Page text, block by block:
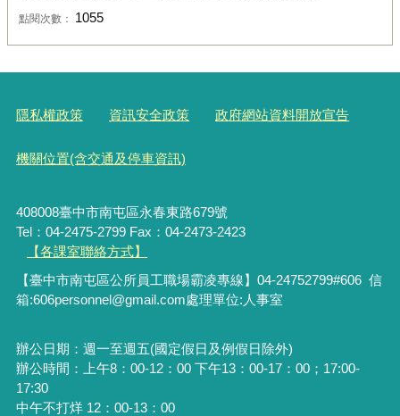
點閱次數： 1055
隱私權政策 資訊安全政策 政府網站資料開放宣告
機關位置(含交通及停車資訊)
408008臺中市南屯區永春東路679號
Tel：04-2475-2799 Fax：04-2473-2423
【各課室聯絡方式】
【臺中市南屯區公所員工職場霸凌專線】04-24752799#606 信
箱:606personnel@gmail.com處理單位:人事室
辦公日期：週一至週五(國定假日及例假日除外)
辦公時間：上午8：00-12：00 下午13：00-17：00；17:00-
17:30
中午不打烊 12：00-13：00